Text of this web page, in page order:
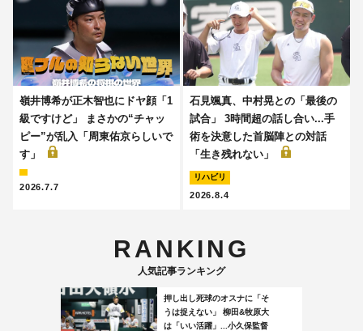
嶺井博希が正木智也にドヤ顔「1
級ですけど」 まさかの“チャッ
ピー”が乱入「周東佑京らしいで
す」
2026.7.7
石見颯真、中村晃との「最後の
試合」 3時間超の話し合い...手
術を決意した首脳陣との対話
「生き残れない」
リハビリ
2026.8.4
RANKING
人気記事ランキング
押し出し死球のオスナに「そ
うは捉えない」 柳田&牧原大
は「いい活躍」...小久保監督